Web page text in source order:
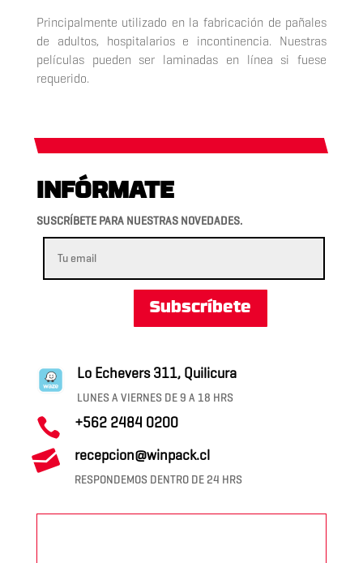
Principalmente utilizado en la fabricación de pañales
de adultos, hospitalarios e incontinencia. Nuestras
películas pueden ser laminadas en línea si fuese
requerido.
INFÓRMATE
SUSCRÍBETE PARA NUESTRAS NOVEDADES.
Subscríbete
Lo Echevers 311, Quilicura
LUNES A VIERNES DE 9 A 18 HRS
 +562 2484 0200
 recepcion@winpack.cl
RESPONDEMOS DENTRO DE 24 HRS